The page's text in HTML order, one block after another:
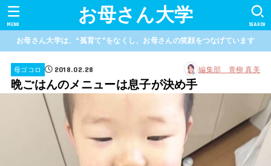
お母さん大学 SEARCH
MENU
お母さん大学は、“孤育て”をなくし、お母さんの笑顔をつなげています
母ゴコロ 2018.02.28 編集部 青柳 真美
晩ごはんのメニューは息子が決め手